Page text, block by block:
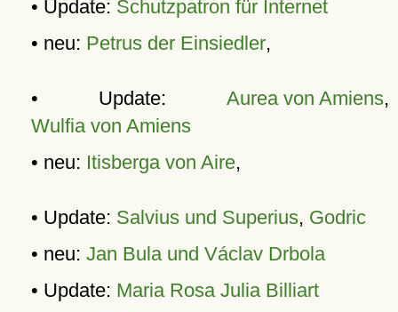
• Update: Schutzpatron für Internet
• neu: Petrus der Einsiedler,
• Update: Aurea von Amiens,
Wulfia von Amiens
• neu: Itisberga von Aire,
• Update: Salvius und Superius, Godric
• neu: Jan Bula und Václav Drbola
• Update: Maria Rosa Julia Billiart